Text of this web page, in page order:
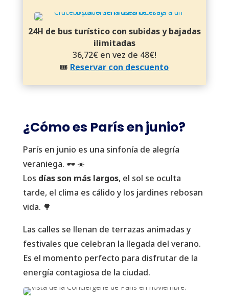
24H de bus turístico con subidas y bajadas
ilimitadas
36,72€ en vez de 48€!
🎟️ Reservar con descuento
¿Cómo es París en junio?
París en junio es una sinfonía de alegría
veraniega. 🕶️ ☀️
Los días son más largos, el sol se oculta
tarde, el clima es cálido y los jardines rebosan
vida. 🌳
Las calles se llenan de terrazas animadas y
festivales que celebran la llegada del verano.
Es el momento perfecto para disfrutar de la
energía contagiosa de la ciudad.